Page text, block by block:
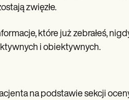
zwięzłe.
które już zebrałeś,
i obiektywnych.
na podstawie sekcji